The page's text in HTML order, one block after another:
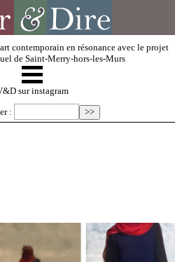
contemporain en résonance avec le projet
de Saint-Merry-hors-les-Murs
V & D
Regarder
☰
sur instagram
: